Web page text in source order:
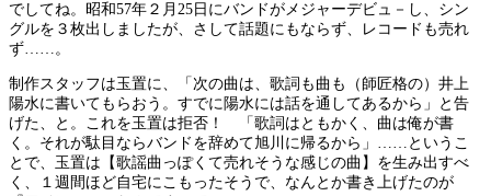
でしてね。昭和57年２月25日にバンドがメジャーデビュ－し、シン
グルを３枚出しましたが、さして話題にもならず、レコードも売れ
ず……。
制作スタッフは玉置に、「次の曲は、歌詞も曲も（師匠格の）井上
陽水に書いてもらおう。すでに陽水には話を通してあるから」と告
げた、と。これを玉置は拒否！ 「歌詞はともかく、曲は俺が書
く。それが駄目ならバンドを辞めて旭川に帰るから」……というこ
とで、玉置は【歌謡曲っぽくて売れそうな感じの曲】を生み出すべ
く、１週間ほど自宅にこもったそうで、なんとか書き上げたのが